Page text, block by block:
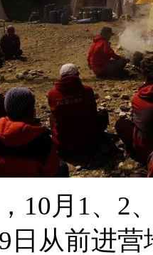
10月1、2
日从前进营